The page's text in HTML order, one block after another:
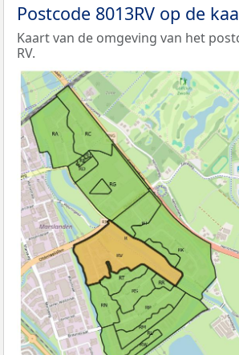
Postcode 8013RV op de
Kaart van de omgeving van het
RV.